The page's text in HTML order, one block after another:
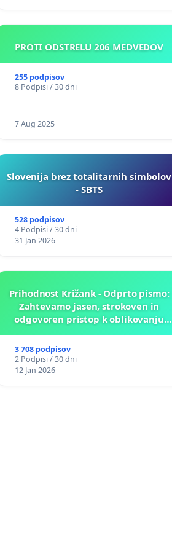
PROTI ODSTRELU 206 MEDVEDOV
255 podpisov
8 Podpisi / 30 dni
7 Aug 2025
Slovenija brez totalitarnih simbolov
- SBTS
528 podpisov
4 Podpisi / 30 dni
31 Jan 2026
Prihodnost Križank - Odprto pismo:
Zahtevamo jasen, strokoven in
odgovoren pristop k oblikovanju
3 708 podpisov
2 Podpisi / 30 dni
12 Jan 2026